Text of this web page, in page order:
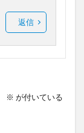
返信
※ が付いている